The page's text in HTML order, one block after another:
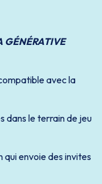
GÉNÉRATIVE
avec la
dans le terrain de jeu
envoie des invites